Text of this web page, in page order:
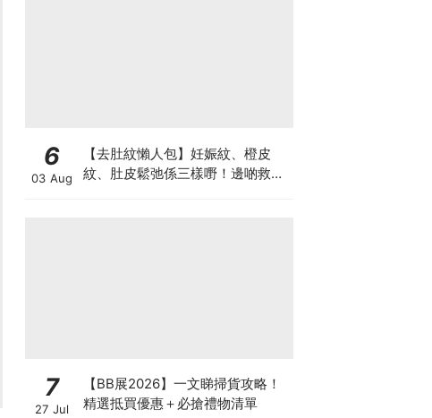
6
03 Aug
【去肚紋懶人包】妊娠紋、橙皮
紋、肚皮鬆弛係三樣嘢！邊啲救得
7
27 Jul
【BB展2026】一文睇掃貨攻略！
精選抵買優惠＋必搶禮物清單